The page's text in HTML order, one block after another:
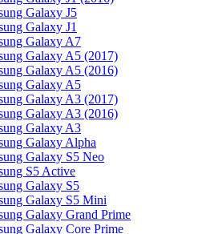
Galaxy J5
Galaxy J1
Galaxy A7
Galaxy A5 (2017)
Galaxy A5 (2016)
Galaxy A5
Galaxy A3 (2017)
Galaxy A3 (2016)
Galaxy A3
Galaxy Alpha
Galaxy S5 Neo
S5 Active
Galaxy S5
Galaxy S5 Mini
Galaxy Grand Prime
Galaxy Core Prime